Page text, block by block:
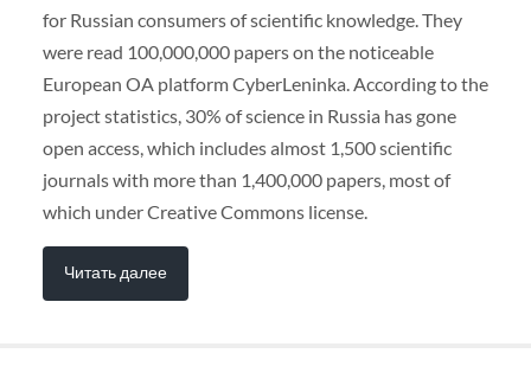
for Russian consumers of scientific knowledge. They
were read 100,000,000 papers on the noticeable
European OA platform CyberLeninka. According to the
project statistics, 30% of science in Russia has gone
open access, which includes almost 1,500 scientific
journals with more than 1,400,000 papers, most of
which under Creative Commons license.
Читать далее